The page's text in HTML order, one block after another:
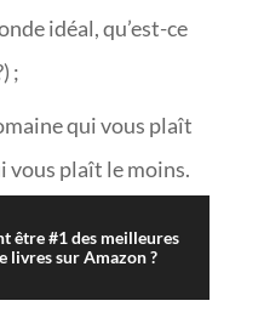
idéal, qu’est-ce
;
qui vous plaît
vous plaît le moins.
être #1 des meilleures
livres sur Amazon ?